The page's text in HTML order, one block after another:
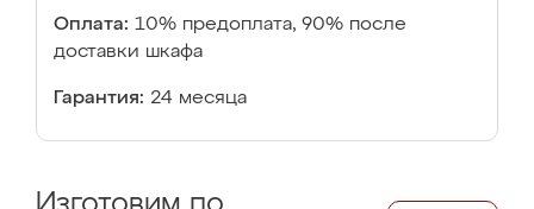
Оплата: 10% предоплата, 90% после
доставки шкафа
Гарантия: 24 месяца